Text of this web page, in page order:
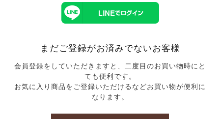
まだご登録がお済みでないお客様
会員登録をしていただきますと、二度目のお買い物時にと
ても便利です。
お気に入り商品をご登録いただけるなどお買い物が便利に
なります。